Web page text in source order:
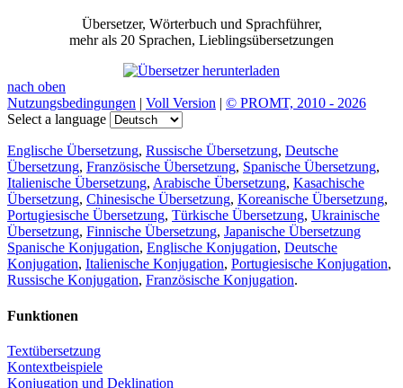
Übersetzer, Wörterbuch und Sprachführer,
mehr als 20 Sprachen, Lieblingsübersetzungen
nach oben
Nutzungsbedingungen | Voll Version | © PROMT, 2010 - 2026
Select a language
Englische Übersetzung, Russische Übersetzung, Deutsche
Übersetzung, Französische Übersetzung, Spanische Übersetzung,
Italienische Übersetzung, Arabische Übersetzung, Kasachische
Übersetzung, Chinesische Übersetzung, Koreanische Übersetzung,
Portugiesische Übersetzung, Türkische Übersetzung, Ukrainische
Übersetzung, Finnische Übersetzung, Japanische Übersetzung
Spanische Konjugation, Englische Konjugation, Deutsche
Konjugation, Italienische Konjugation, Portugiesische Konjugation,
Russische Konjugation, Französische Konjugation.
Funktionen
Textübersetzung
Kontextbeispiele
Konjugation und Deklination